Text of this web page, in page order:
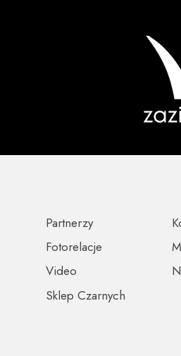
Partnerzy
Sklep Czarnych
Video
Fotorelacje